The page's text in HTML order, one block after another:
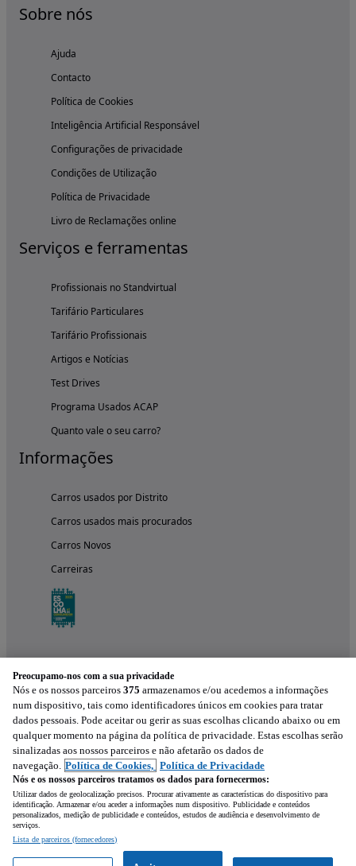
Sobre nós
Ajuda
Contacto
Política de Cookies
Inteligência Artificial Responsável
Configurações de privacidade
Condições de Utilização
Política de Privacidade
Livro de Reclamações online
Serviços e ferramentas
Profissionais no Standvirtual
Tarifário Particulares
Tarifário Profissionais
Artigos e Notícias
Test Drives
Programa Usados ACAP
Quanto vale o seu carro?
Informações
Carros usados por Distrito
Carros usados mais procurados
Carros Novos
Carreiras
Experimenta a aplicação
Preocupamo-nos com a sua privacidade
Nós e os nossos parceiros 375 armazenamos e/ou acedemos a informações
num dispositivo, tais como identificadores únicos em cookies para tratar
dados pessoais. Pode aceitar ou gerir as suas escolhas clicando abaixo ou em
qualquer momento na página da política de privacidade. Estas escolhas serão
sinalizadas aos nossos parceiros e não afetarão os dados de
navegação. Política de Cookies, Política de Privacidade
Nós e os nossos parceiros tratamos os dados para fornecermos:
Utilizar dados de geolocalização precisos. Procurar ativamente as características do dispositivo para
identificação. Armazenar e/ou aceder a informações num dispositivo. Publicidade e conteúdos
personalizados, medição de publicidade e conteúdos, estudos de audiência e desenvolvimento de
serviços.
Lista de parceiros (fornecedores)